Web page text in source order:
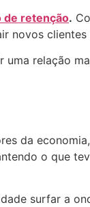
de retenção.
novos
relação
da
o que
surfar a